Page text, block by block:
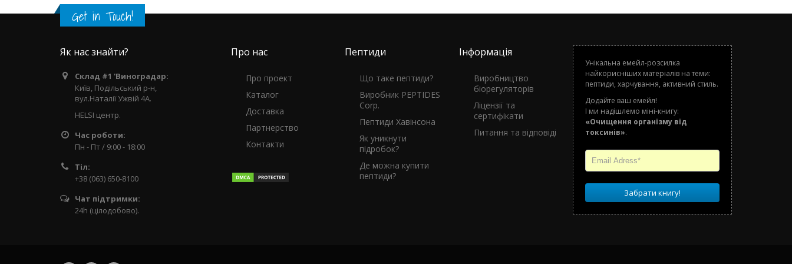
Get in Touch!
Як нас знайти?
Склад #1 'Виноградар:
Київ, Подільський р-н,
вул.Наталії Ужвій 4А.
HELSI центр.
Час роботи:
Пн - Пт / 9:00 - 18:00
Тіл:
+38 (063) 650-8100
Чат підтримки:
24h (цілодобово).
Про нас
Про проект
Каталог
Доставка
Партнерство
Контакти
Пептиди
Що таке пептиди?
Виробник PEPTIDES
Corp.
Пептиди Хавінсона
Як уникнути
підробок?
Де можна купити
пептиди?
Інформація
Виробництво
біорегуляторів
Ліцензії та
сертифікати
Питання та відповіді
Унікальна емейл-розсилка
найкорисніших матеріалів на теми:
пептиди, харчування, активний стиль.
Додайте ваш емейл!
І ми надішлемо міні-книгу:
«Очищення організму від
токсинів».
Забрати книгу!